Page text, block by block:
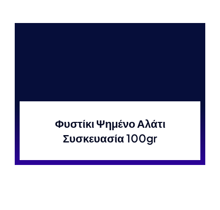
Φυστίκι Ψημένο Αλάτι
Συσκευασία 100gr